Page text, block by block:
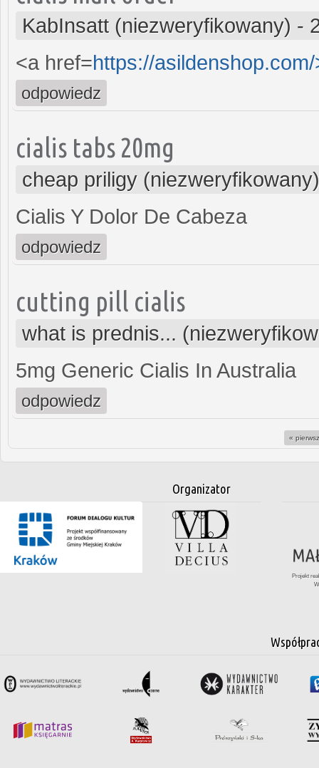
KabInsatt (niezweryfikowany) -
<a href=https://
odpowiedz
cialis tabs 20mg
cheap priligy (niezweryfikowany)
Cialis Y Dolor De Cabeza
odpowiedz
cutting pill cialis
what is prednis...
5mg Generic Cialis In Australia
odpowiedz
«
Organizator
Projekt